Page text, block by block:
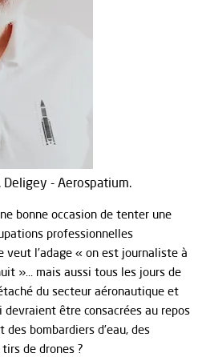
Deligey - Aerospatium.
bonne occasion de tenter une
professionnelles
veut l’adage « on est journaliste à
»… mais aussi tous les jours de
du secteur aéronautique et
être consacrées au repos
bombardiers d’eau, des
de drones ?